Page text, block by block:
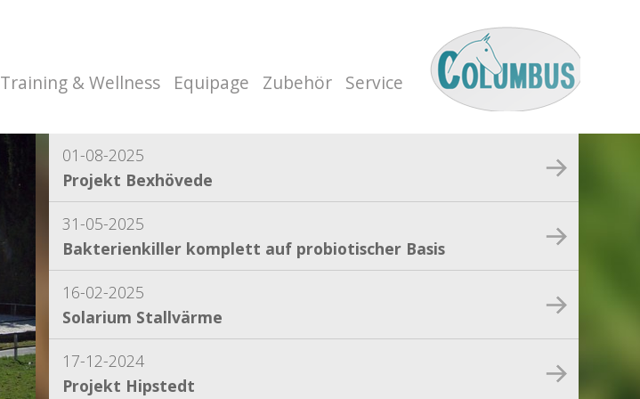
Training & Wellness Equipage Zubehör Service
01-08-2025
Projekt Bexhövede
31-05-2025
Bakterienkiller komplett auf probiotischer Basis
16-02-2025
Solarium Stallvärme
17-12-2024
Projekt Hipstedt